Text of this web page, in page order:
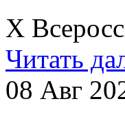
X
Читать
08 Авг